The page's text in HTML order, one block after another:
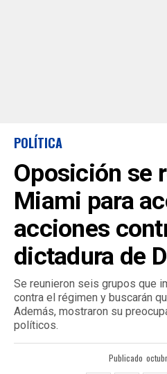
POLÍTICA
Oposición se
Miami para
acciones
dictadura de
Se reunieron seis grupos que
contra el régimen y buscarán
Además, mostraron su
políticos.
Publicado